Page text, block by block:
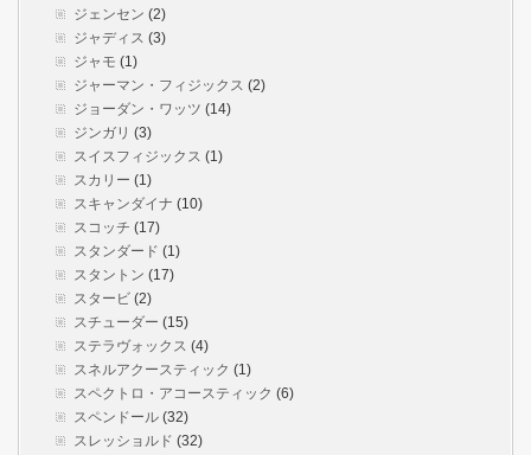
ジェンセン (2)
ジャディス (3)
ジャモ (1)
ジャーマン・フィジックス (2)
ジョーダン・ワッツ (14)
ジンガリ (3)
スイスフィジックス (1)
スカリー (1)
スキャンダイナ (10)
スコッチ (17)
スタンダード (1)
スタントン (17)
スタービ (2)
スチューダー (15)
ステラヴォックス (4)
スネルアクースティック (1)
スペクトロ・アコースティック (6)
スペンドール (32)
スレッショルド (32)